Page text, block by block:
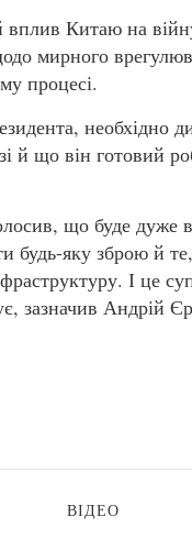
Китаю на
мирного
процесі.
необхідно
й що він готовий
що буде дуже
яку зброю й
І це
зазначив Андрій
ВІДЕО